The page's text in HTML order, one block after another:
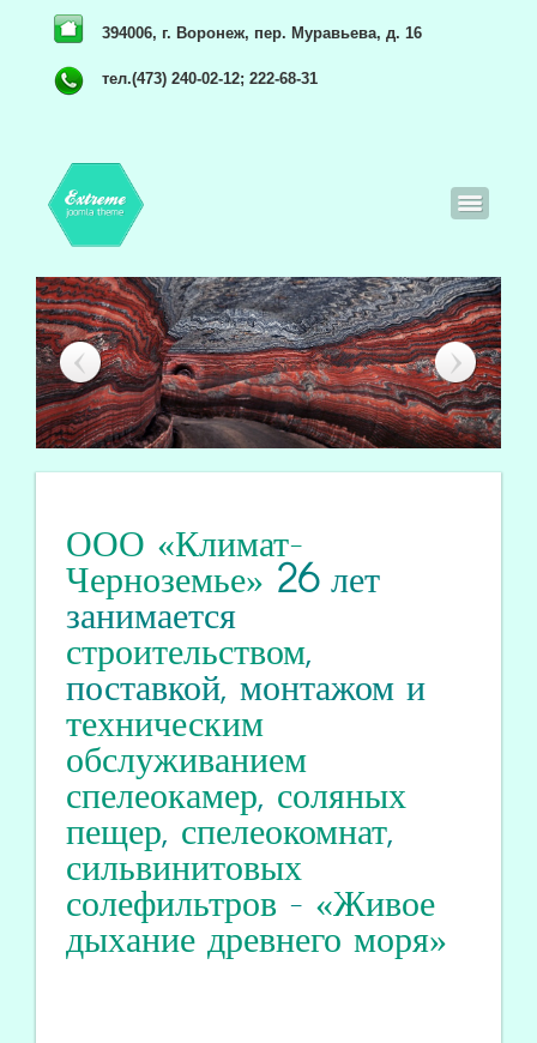
394006, г. Воронеж, пер. Муравьева, д. 16
тел.(473) 240-02-12; 222-68-31
ООО «Климат-
Черноземье» 26лет
занимается
строительством,
поставкой, монтажом и
техническим
обслуживанием
спелеокамер, соляных
пещер, спелеокомнат,
сильвинитовых
солефильтров - «Живое
дыхание древнего моря»